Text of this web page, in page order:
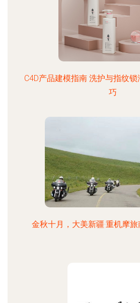
C4D产品建模指南 洗护与指纹
巧
金秋十月，大美新疆·重机摩